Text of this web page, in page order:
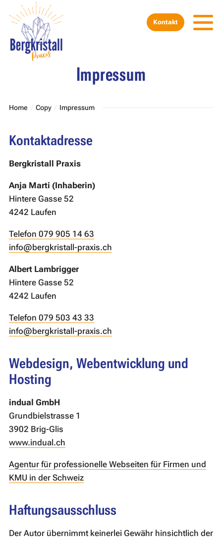
Kontakt
Impressum
Home Copy Impressum
Kontaktadresse
Bergkristall Praxis
Anja Marti (Inhaberin)
Hintere Gasse 52
4242 Laufen
Telefon 079 905 14 63
info@bergkristall-praxis.ch
Albert Lambrigger
Hintere Gasse 52
4242 Laufen
Telefon 079 503 43 33
info@bergkristall-praxis.ch
Webdesign, Webentwicklung und
Hosting
indual GmbH
Grundbielstrasse 1
3902 Brig-Glis
www.indual.ch
Agentur für professionelle Webseiten für Firmen und
KMU in der Schweiz
Haftungsausschluss
Der Autor übernimmt keinerlei Gewähr hinsichtlich der